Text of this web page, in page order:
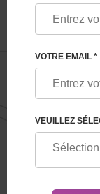
VOTRE EMAIL *
VEUILLEZ